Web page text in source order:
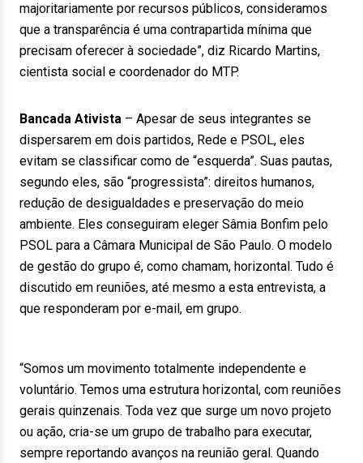
majoritariamente por recursos públicos, consideramos
que a transparência é uma contrapartida mínima que
precisam oferecer à sociedade”, diz Ricardo Martins,
cientista social e coordenador do MTP.
Bancada Ativista – Apesar de seus integrantes se
dispersarem em dois partidos, Rede e PSOL, eles
evitam se classificar como de “esquerda”. Suas pautas,
segundo eles, são “progressista”: direitos humanos,
redução de desigualdades e preservação do meio
ambiente. Eles conseguiram eleger Sâmia Bonfim pelo
PSOL para a Câmara Municipal de São Paulo. O modelo
de gestão do grupo é, como chamam, horizontal. Tudo é
discutido em reuniões, até mesmo a esta entrevista, a
que responderam por e-mail, em grupo.
“Somos um movimento totalmente independente e
voluntário. Temos uma estrutura horizontal, com reuniões
gerais quinzenais. Toda vez que surge um novo projeto
ou ação, cria-se um grupo de trabalho para executar,
sempre reportando avanços na reunião geral. Quando